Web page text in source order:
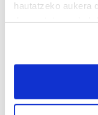
hautatzeko aukera
If you allow, we
Collect
meters